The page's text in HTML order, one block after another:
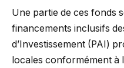
Une partie de ces fonds
financements inclusifs
d’Investissement (PAI)
locales conformément à